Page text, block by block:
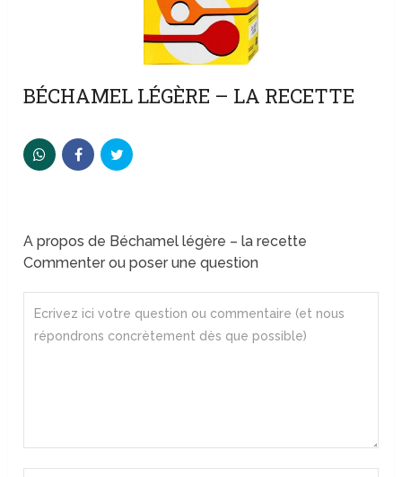
BÉCHAMEL LÉGÈRE – LA RECETTE
A propos de Béchamel légère – la recette
Commenter ou poser une question